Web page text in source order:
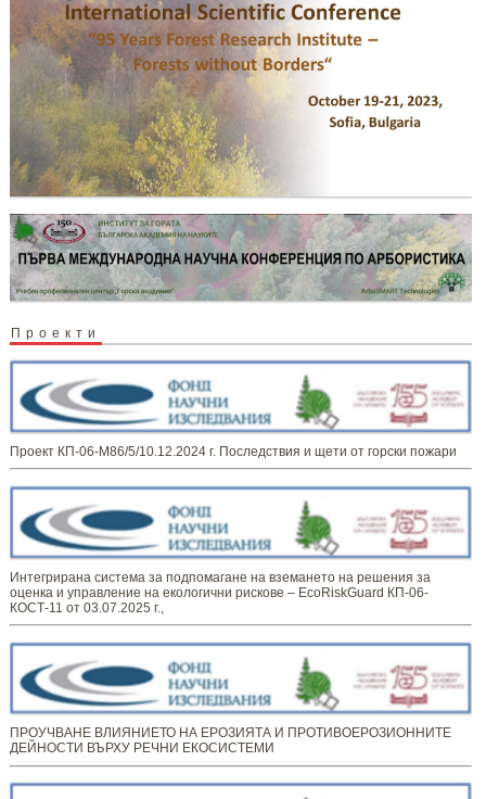
Проекти
Проект КП-06-М86/5/10.12.2024 г. Последствия и щети от горски пожари
Интегрирана система за подпомагане на вземането на решения за
оценка и управление на екологични рискове – EcoRiskGuard КП-06-
КОСТ-11 от 03.07.2025 г.,
ПРОУЧВАНЕ ВЛИЯНИЕТО НА ЕРОЗИЯТА И ПРОТИВОЕРОЗИОННИТЕ
ДЕЙНОСТИ ВЪРХУ РЕЧНИ ЕКОСИСТЕМИ